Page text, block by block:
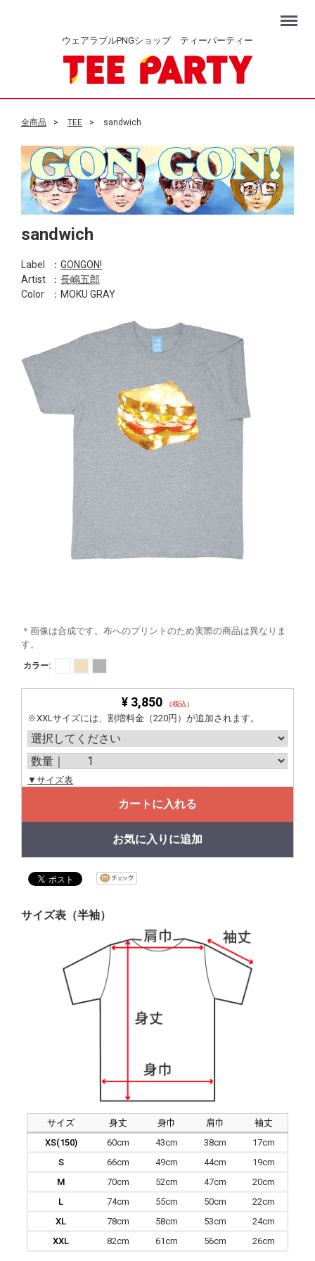
ウェアラブルPNGショップ ティーパーティー
Menu
全商品 TEE sandwich
sandwich
Label ： GONGON!
Artist
： 長嶋五郎
Color
：MOKU GRAY
＊画像は合成です。布へのプリントのため実際の商品は異なりま
す。
カラー:
¥ 3,850 （税込）
※XXLサイズには、割増料金（220円）が追加されます。
▼サイズ表
カートに入れる
お気に入りに追加
サイズ表（半袖）
サイズ 身丈 身巾 肩巾
袖丈
XS(150)
60cm 43cm 38cm
17cm
S
66cm 49cm 44cm
19cm
M
70cm 52cm 47cm
20cm
L
74cm 55cm 50cm
22cm
XL
78cm 58cm 53cm
24cm
XXL
82cm 61cm 56cm 26cm